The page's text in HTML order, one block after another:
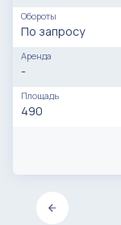
Обороты
По запросу
Аренда
-
Площадь
490